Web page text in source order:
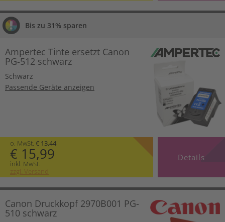
Bis zu 31% sparen
Ampertec Tinte ersetzt Canon
PG-512 schwarz
Schwarz
Passende Geräte anzeigen
o. MwSt. € 13,44
€ 15,99
inkl. MwSt.
zzgl. Versand
Details
Canon Druckkopf 2970B001 PG-
510 schwarz